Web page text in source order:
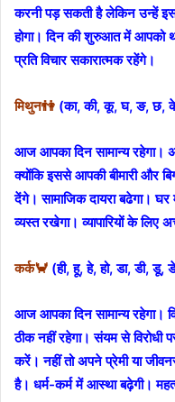
करनी पड़ सकती है लेकिन उन्हें इस
होगा। दिन की शुरुआत में आपको
प्रति विचार सकारात्मक रहेंगे।
मिथुन👫 (का, की, कू, घ, ङ, छ,
आज आपका दिन सामान्य रहेगा।
क्योंकि इससे आपकी बीमारी और
देंगे। सामाजिक दायरा बढेगा।
व्यस्त रखेगा। व्यापारियों के लिए
कर्क🦀 (ही, हू, हे, हो, डा, डी, डू,
आज आपका दिन सामान्य रहेगा।
ठीक नहीं रहेगा। संयम से विरोधी
करें। नहीं तो अपने प्रेमी या
है। धर्म-कर्म में आस्था बढ़ेगी।